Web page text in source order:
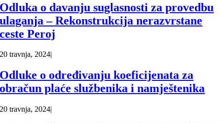
Odluka o davanju suglasnosti za provedbu
ulaganja – Rekonstrukcija nerazvrstane
ceste Peroj
20 travnja, 2024
Odluke o određivanju koeficijenata za
obračun plaće službenika i namještenika
20 travnja, 2024|